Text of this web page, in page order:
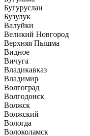
Бугуруслан
Бузулук
Валуйки
Великий Новгород
Верхняя Пышма
Видное
Вичуга
Владикавказ
Владимир
Волгоград
Волгодонск
Волжск
Волжский
Вологда
Волоколамск